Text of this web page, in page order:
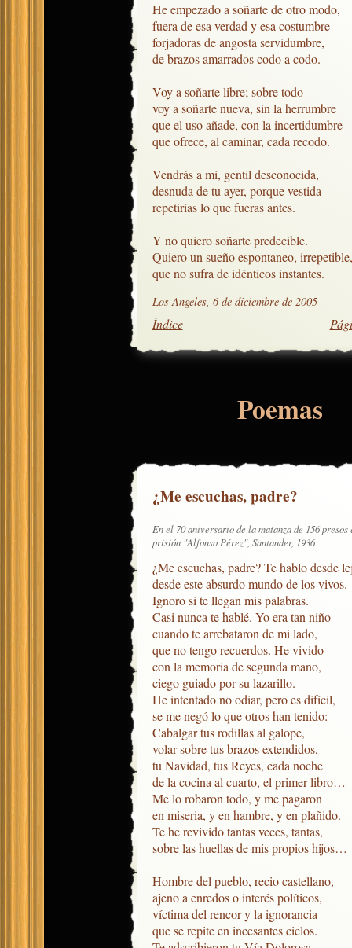
He empezado a soñarte de otro modo,
fuera de esa verdad y esa costumbre
forjadoras de angosta servidumbre,
de brazos amarrados codo a codo.
Voy a soñarte libre; sobre todo
voy a soñarte nueva, sin la herrumbre
que el uso añade, con la incertidumbre
que ofrece, al caminar, cada recodo.
Vendrás a mí, gentil desconocida,
desnuda de tu ayer, porque vestida
repetirías lo que fueras antes.
Y no quiero soñarte predecible.
Quiero un sueño espontaneo, irrepetible,
que no sufra de idénticos instantes.
Los Angeles, 6 de diciembre de 2005
Índice
Poemas
¿Me escuchas, padre?
En el 70 aniversario de la matanza de 156 presos
prisión "Alfonso Pérez", Santander, 1936
¿Me escuchas, padre? Te hablo desde
desde este absurdo mundo de los vivos.
Ignoro si te llegan mis palabras.
Casi nunca te hablé. Yo era tan niño
cuando te arrebataron de mi lado,
que no tengo recuerdos. He vivido
con la memoria de segunda mano,
ciego guiado por su lazarillo.
He intentado no odiar, pero es difícil,
se me negó lo que otros han tenido:
Cabalgar tus rodillas al galope,
volar sobre tus brazos extendidos,
tu Navidad, tus Reyes, cada noche
de la cocina al cuarto, el primer libro…
Me lo robaron todo, y me pagaron
en miseria, y en hambre, y en plañido.
Te he revivido tantas veces, tantas,
sobre las huellas de mis propios hijos…
Hombre del pueblo, recio castellano,
ajeno a enredos o interés políticos,
víctima del rencor y la ignorancia
que se repite en incesantes ciclos.